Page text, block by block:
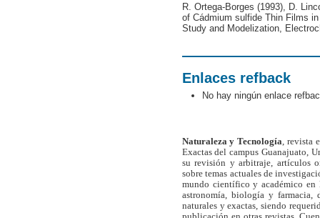
R. Ortega-Borges (1993), D.
of Cádmium sulfide Thin Films
Study and Modelization,
Enlaces refback
No hay ningún enlace
Naturaleza y Tecnología , revista
Exactas del campus Guanajuato,
su revisión y arbitraje, artículos
sobre temas actuales de
mundo científico y académico en
astronomía, biología y farmacia,
naturales y exactas, siendo